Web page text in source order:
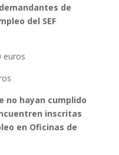
de
del SEF
euros
no hayan cumplido
inscritas
en Oficinas de